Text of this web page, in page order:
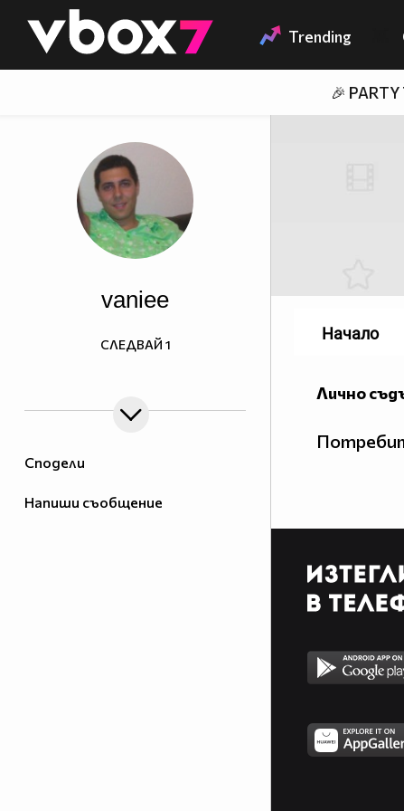
👾 Trending
🎉
Сподели
Напиши съобщение
vaniee
СЛЕДВАЙ 1
Лично
Начало